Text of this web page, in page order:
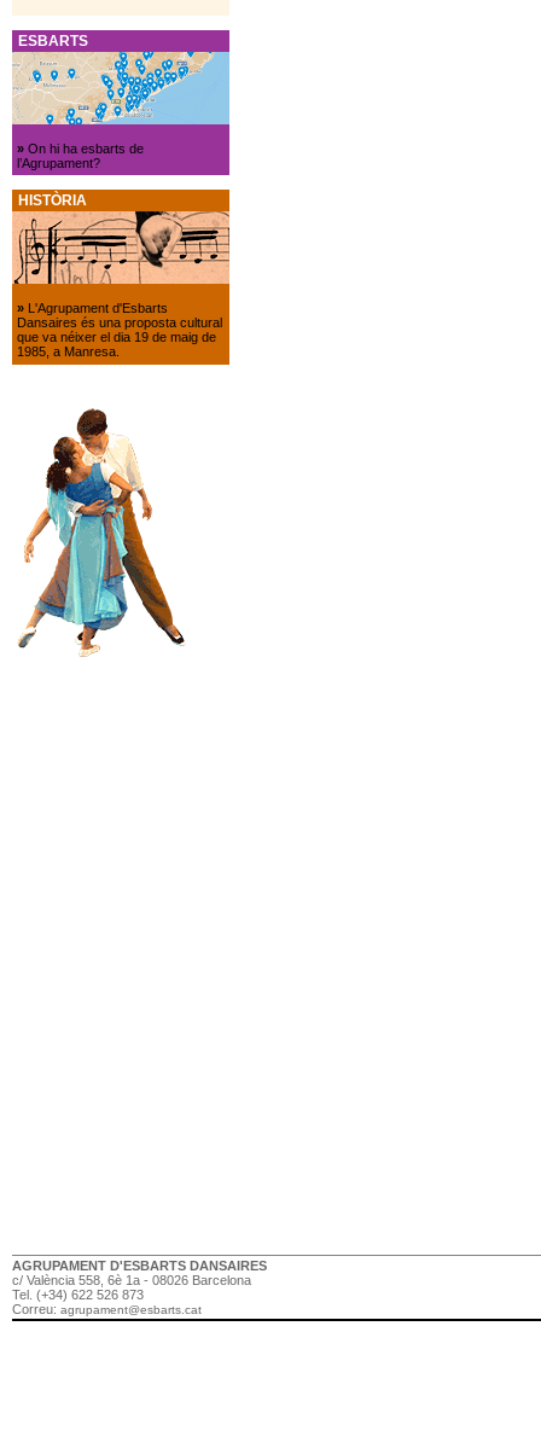
ESBARTS
»On hi ha esbarts de
l’Agrupament?
HISTÒRIA
» L'Agrupament d'Esbarts
Dansaires és una proposta cultural
que va néixer el dia 19 de maig de
1985, a Manresa.
AGRUPAMENT D'ESBARTS DANSAIRES
c/ València 558, 6è 1a - 08026 Barcelona
Tel. (+34) 622 526 873
Correu: agrupament@esbarts.cat